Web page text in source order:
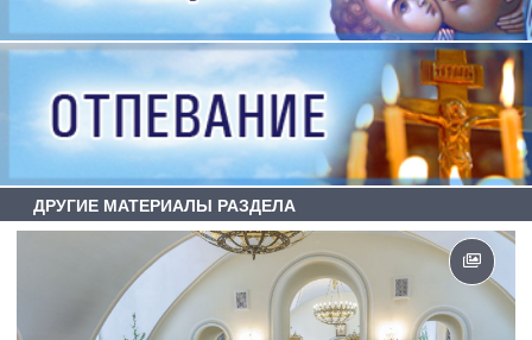
ДРУГИЕ МАТЕРИАЛЫ РАЗДЕЛА